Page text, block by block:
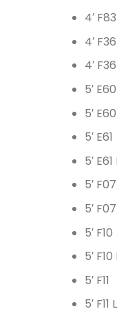
4′
4′
4′
5′
5′
5′
5′
5′
5′
5′
5′
5′
5′